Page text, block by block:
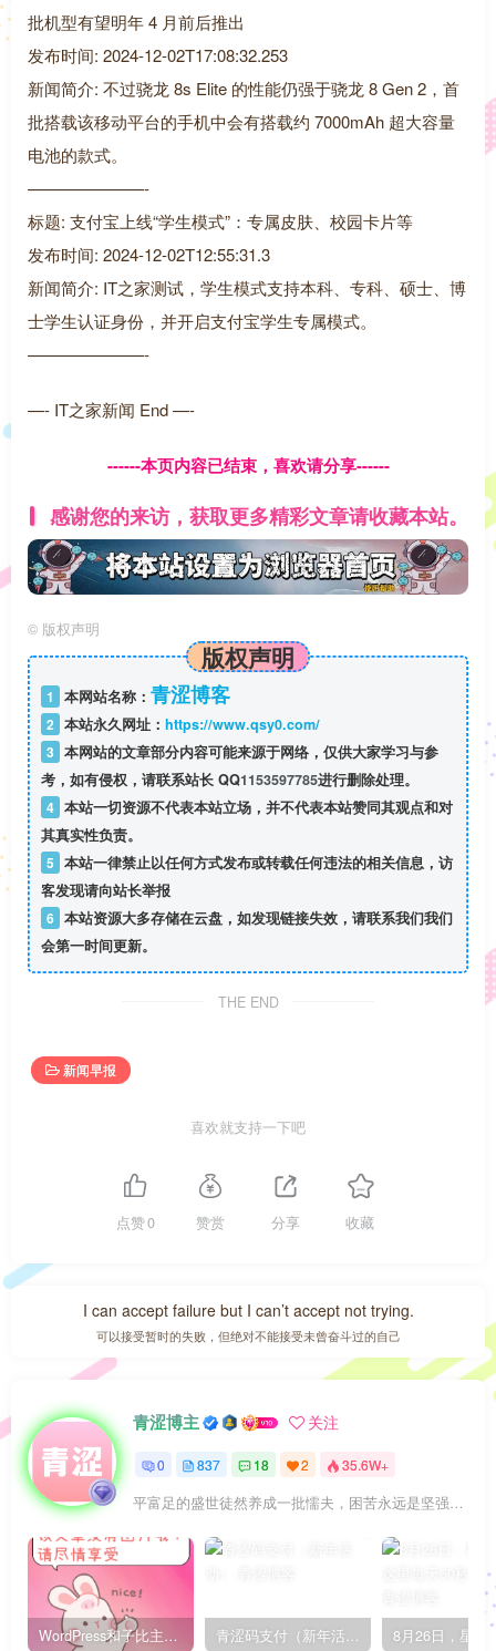
批机型有望明年 4 月前后推出
发布时间: 2024-12-02T17:08:32.253
新闻简介: 不过骁龙 8s Elite 的性能仍强于骁龙 8 Gen 2，首
批搭载该移动平台的手机中会有搭载约 7000mAh 超大容量
电池的款式。
———————-
标题: 支付宝上线“学生模式”：专属皮肤、校园卡片等
发布时间: 2024-12-02T12:55:31.3
新闻简介: IT之家测试，学生模式支持本科、专科、硕士、博
士学生认证身份，并开启支付宝学生专属模式。
———————-
—- IT之家新闻 End —-
------本页内容已结束，喜欢请分享------
感谢您的来访，获取更多精彩文章请收藏本站。
© 版权声明
版权声明
1 本网站名称： 青涩博客
2 本站永久网址： https://www.qsy0.com/
3 本网站的文章部分内容可能来源于网络，仅供大家学习与参
考，如有侵权，请联系站长 QQ1153597785进行删除处理。
4 本站一切资源不代表本站立场，并不代表本站赞同其观点和对
其真实性负责。
5 本站一律禁止以任何方式发布或转载任何违法的相关信息，访
客发现请向站长举报
6 本站资源大多存储在云盘，如发现链接失效，请联系我们我们
会第一时间更新。
THE END
新闻早报
喜欢就支持一下吧
点赞0 赞赏 分享 收藏
I can accept failure but I can’t accept not trying.
可以接受暂时的失败，但绝对不能接受未曾奋斗过的自己
青涩博主 关注
0 837 18 2 35.6W+
平富足的盛世徒然养成一批懦夫，困苦永远是坚强之母
WordPress和子比主题模板&网站美化方法教程-已更新到:23-01-8 青涩码支付（新年活动）